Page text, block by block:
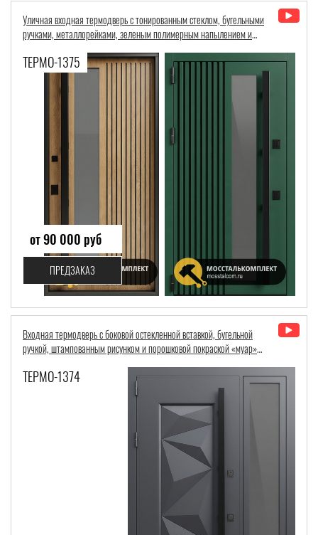
Уличная входная термодверь с тонированным стеклом, бугельными
ручками, металлорейками, зеленым полимерным напылением и
ТЕРМО-1375
от 90 000 руб
ПРЕДЗАКАЗ
Входная термодверь с боковой остекленной вставкой, бугельной
ручкой, штампованным рисунком и порошковой покраской «муар»
ТЕРМО-1374